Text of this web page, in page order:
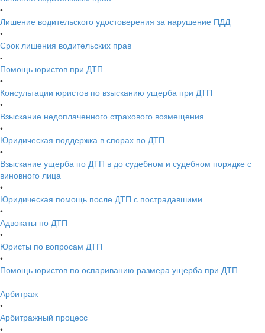
•
Лишение водительского удостоверения за нарушение ПДД
•
Срок лишения водительских прав
-
Помощь юристов при ДТП
•
Консультации юристов по взысканию ущерба при ДТП
•
Взыскание недоплаченного страхового возмещения
•
Юридическая поддержка в спорах по ДТП
•
Взыскание ущерба по ДТП в до судебном и судебном порядке с
виновного лица
•
Юридическая помощь после ДТП с пострадавшими
•
Адвокаты по ДТП
•
Юристы по вопросам ДТП
•
Помощь юристов по оспариванию размера ущерба при ДТП
-
Арбитраж
•
Арбитражный процесс
•